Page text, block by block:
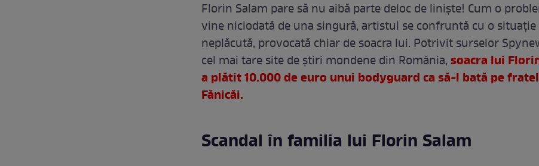
Florin Salam pare să nu aibă parte deloc de liniște! Cum o
vine niciodată de una singură, artistul se confruntă cu o
neplăcută, provocată chiar de soacra lui. Potrivit surselor
cel mai tare site de știri mondene din România,soacra lui
a plătit 10.000 de euro unui bodyguard ca să-l bată pe
Fănicăi.
Scandal în familia lui Florin Salam